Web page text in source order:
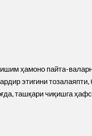
ҳамоно пайта-
этигини тозалаяпти,
ташқари чиқишга